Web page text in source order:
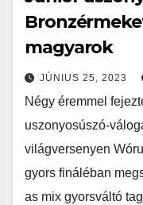
magyarok
JÚNIUS 25, 2023
Négy éremmel
uszonyosúszó-
világversenyen
gyors fináléban
as mix gyorsváltó